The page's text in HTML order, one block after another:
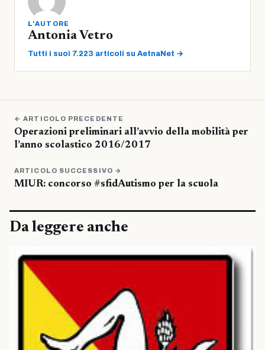
L'AUTORE
Antonia Vetro
Tutti i suoi 7.223 articoli su AetnaNet →
← ARTICOLO PRECEDENTE
Operazioni preliminari all’avvio della mobilità per
l’anno scolastico 2016/2017
ARTICOLO SUCCESSIVO →
MIUR: concorso #sfidAutismo per la scuola
Da leggere anche